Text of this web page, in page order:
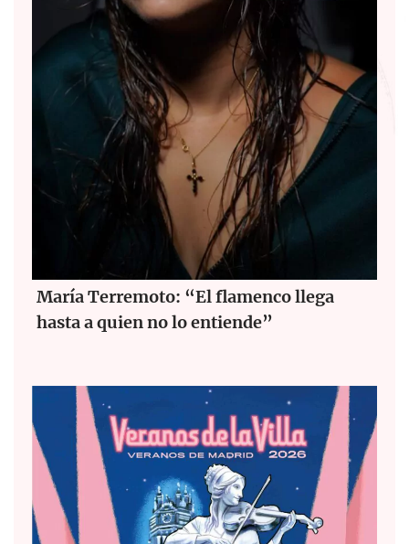
María Terremoto: “El flamenco llega
hasta a quien no lo entiende”